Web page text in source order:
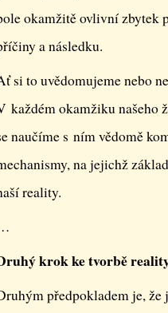
okamžitě ovlivní zbytek
a následku.
si to uvědomujeme nebo
každém okamžiku našeho
naučíme s ním vědomě
na jejichž
reality.
krok ke tvorbě
předpokladem je,